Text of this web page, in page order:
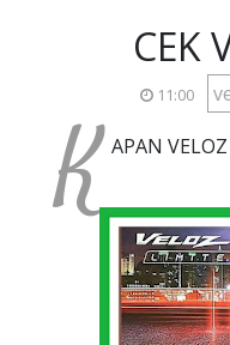
CEK
11:00
K APAN